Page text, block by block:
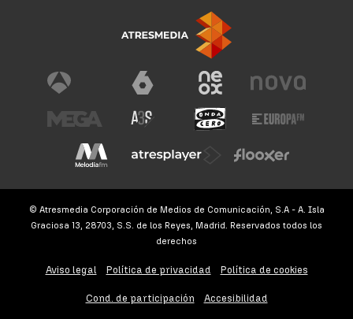
© Atresmedia Corporación de Medios de Comunicación, S.A - A. Isla
Graciosa 13, 28703, S.S. de los Reyes, Madrid. Reservados todos los
derechos
Aviso legal Política de privacidad Política de cookies
Cond. de participación Accesibilidad